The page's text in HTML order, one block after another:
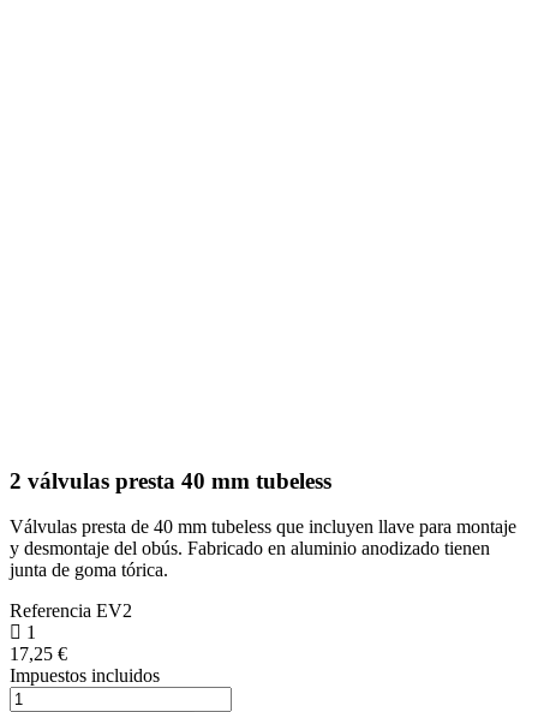
2 válvulas presta 40 mm tubeless
Válvulas presta de 40 mm tubeless que incluyen llave para montaje
y desmontaje del obús. Fabricado en aluminio anodizado tienen
junta de goma tórica.
Referencia EV2
1
17,25 €
Impuestos incluidos